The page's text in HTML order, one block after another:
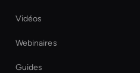
Vidéos
Webinaires
Guides